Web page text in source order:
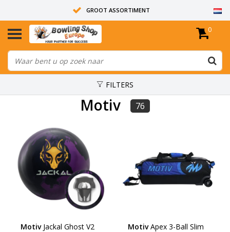
GROOT ASSORTIMENT
14 DAGEN RETOUR RECHT
ALLE BOWLINGBALLEN ZIJN ONGEBOORD
0
FILTERS
Motiv 76
Motiv Jackal Ghost V2 Motiv Apex 3-Ball Slim